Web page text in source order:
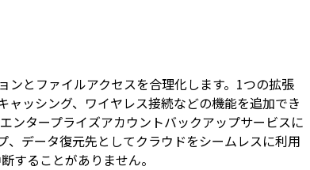
ンとファイルアクセスを合理化します。1つの拡張
ャッシング、ワイヤレス接続などの機能を追加でき
ンタープライズアカウントバックアップサービスに
データ復元先としてクラウドをシームレスに利用
することがありません。